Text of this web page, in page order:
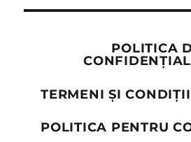
POLITICA
TERMENI ȘI CONDIȚII
POLITICA PENTRU